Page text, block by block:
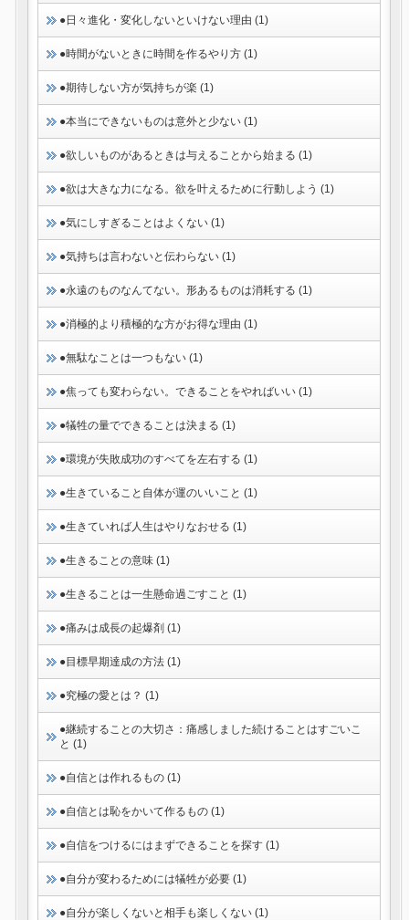
●日々進化・変化しないといけない理由 (1)
●時間がないときに時間を作るやり方 (1)
●期待しない方が気持ちが楽 (1)
●本当にできないものは意外と少ない (1)
●欲しいものがあるときは与えることから始まる (1)
●欲は大きな力になる。欲を叶えるために行動しよう (1)
●気にしすぎることはよくない (1)
●気持ちは言わないと伝わらない (1)
●永遠のものなんてない。形あるものは消耗する (1)
●消極的より積極的な方がお得な理由 (1)
●無駄なことは一つもない (1)
●焦っても変わらない。できることをやればいい (1)
●犠牲の量でできることは決まる (1)
●環境が失敗成功のすべてを左右する (1)
●生きていること自体が運のいいこと (1)
●生きていれば人生はやりなおせる (1)
●生きることの意味 (1)
●生きることは一生懸命過ごすこと (1)
●痛みは成長の起爆剤 (1)
●目標早期達成の方法 (1)
●究極の愛とは？ (1)
●継続することの大切さ：痛感しました続けることはすごいこ
と (1)
●自信とは作れるもの (1)
●自信とは恥をかいて作るもの (1)
●自信をつけるにはまずできることを探す (1)
●自分が変わるためには犠牲が必要 (1)
●自分が楽しくないと相手も楽しくない (1)